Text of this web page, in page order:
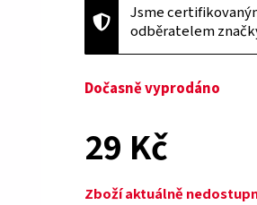
Jsme
odběratelem
Dočasně vyprodáno
29 Kč
Zboží aktuálně